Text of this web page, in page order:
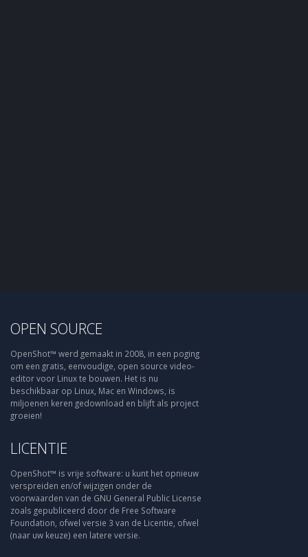
OPEN SOURCE
OpenShot™ werd gemaakt in 2008, in een poging
om een gratis, eenvoudige, open source video-
editor voor Linux te bouwen. Het is nu
beschikbaar op Linux, Mac en Windows, is
miljoenen keren gedownload en blijft als project
groeien!
LICENTIE
OpenShot™ is vrije software: u kunt het opnieuw
verspreiden en/of wijzigen onder de
voorwaarden van de GNU General Public License
zoals gepubliceerd door de Free Software
Foundation, ofwel versie 3 van de Licentie, ofwel
(naar uw keuze) een latere versie.